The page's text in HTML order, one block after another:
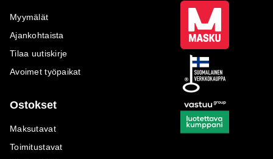
Myymälät
Ajankohtaista
Tilaa uutiskirje
Avoimet työpaikat
Ostokset
Maksutavat
Toimitustavat